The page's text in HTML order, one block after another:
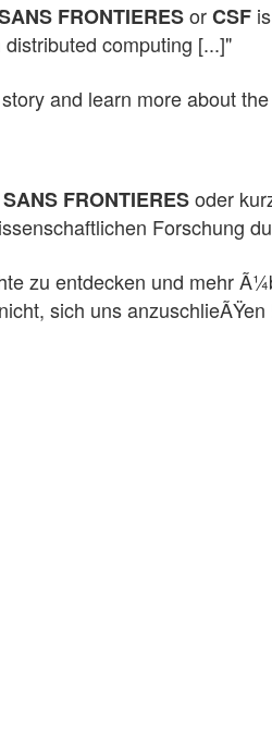
FRONTIERESorCSF
computing [...]"
and learn more about the
FRONTIERESoder
Forschung
zu entdecken und mehr
sich uns anzuschlieÃŸen